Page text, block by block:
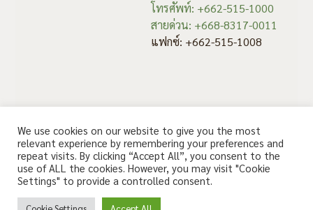
โทรศัพท์: +662-515-1000
สายด่วน: +668-8317-0011
แฟกซ์: +662-515-1008
We use cookies on our website to give you the most
relevant experience by remembering your preferences and
repeat visits. By clicking “Accept All”, you consent to the
use of ALL the cookies. However, you may visit "Cookie
Settings" to provide a controlled consent.สอบถาม คลิก